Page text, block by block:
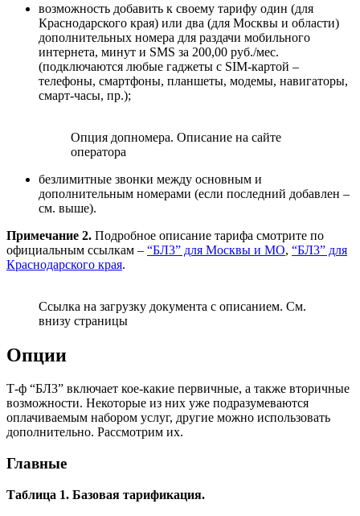
возможность добавить к своему тарифу один (для
Краснодарского края) или два (для Москвы и области)
дополнительных номера для раздачи мобильного
интернета, минут и SMS за 200,00 руб./мес.
(подключаются любые гаджеты с SIM-картой –
телефоны, смартфоны, планшеты, модемы, навигаторы,
смарт-часы, пр.);
Опция допномера. Описание на сайте
оператора
безлимитные звонки между основным и
дополнительным номерами (если последний добавлен –
см. выше).
Примечание 2. Подробное описание тарифа смотрите по
официальным ссылкам – “БЛ3” для Москвы и МО, “БЛ3” для
Краснодарского края.
Ссылка на загрузку документа с описанием. См.
внизу страницы
Опции
Т-ф “БЛ3” включает кое-какие первичные, а также вторичные
возможности. Некоторые из них уже подразумеваются
оплачиваемым набором услуг, другие можно использовать
дополнительно. Рассмотрим их.
Главные
Таблица 1. Базовая тарификация.